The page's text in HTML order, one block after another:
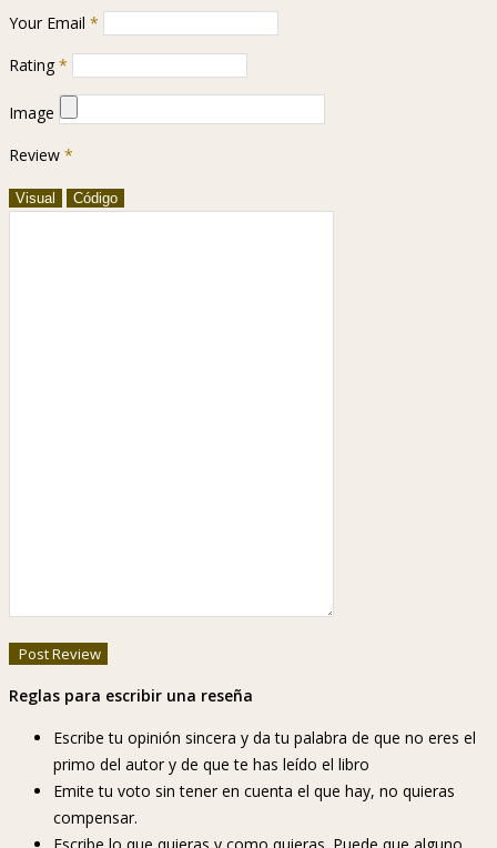
Your Email *
Rating *
Image
Review *
Visual Código
Reglas para escribir una reseña
Escribe tu opinión sincera y da tu palabra de que no eres el
primo del autor y de que te has leído el libro
Emite tu voto sin tener en cuenta el que hay, no quieras
compensar.
Escribe lo que quieras y como quieras. Puede que alguno